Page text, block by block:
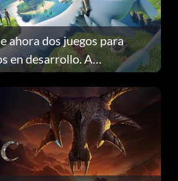
ahora dos juegos para
en desarrollo. A
explicamos por qué.